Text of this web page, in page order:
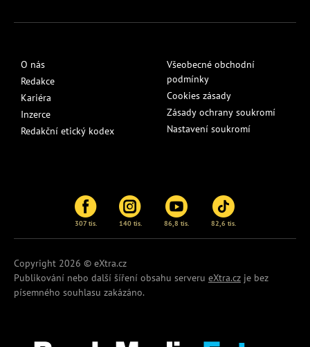
O nás
Redakce
Kariéra
Inzerce
Redakční etický kodex
Všeobecné obchodní
podmínky
Cookies zásady
Zásady ochrany soukromí
Nastavení soukromí
307 tis. 140 tis. 86,8 tis. 82,6 tis.
Copyright 2026 © eXtra.cz
Publikování nebo další šíření obsahu serveru eXtra.cz je bez
písemného souhlasu zakázáno.